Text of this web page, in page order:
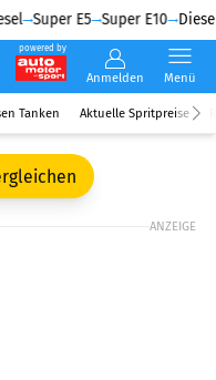
Super E5 Super E10 Diesel
powered by
Anmelden Menü
Tanken Aktuelle Spritpreise
ANZEIGE